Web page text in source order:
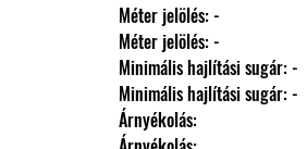
                Méter jelölés: -
                Méter jelölés: -
                Minimális hajlítási sugár: -
                Minimális hajlítási sugár: -
                Árnyékolás: